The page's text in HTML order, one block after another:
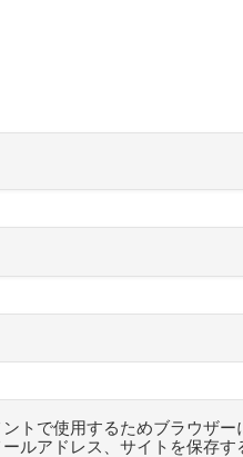
トで使用するためブラウザー
ルアドレス、サイトを保存す